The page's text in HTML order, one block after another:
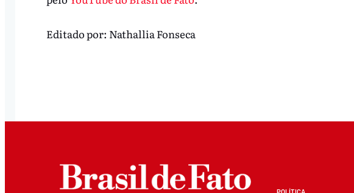
Editado por: Nathallia Fonseca